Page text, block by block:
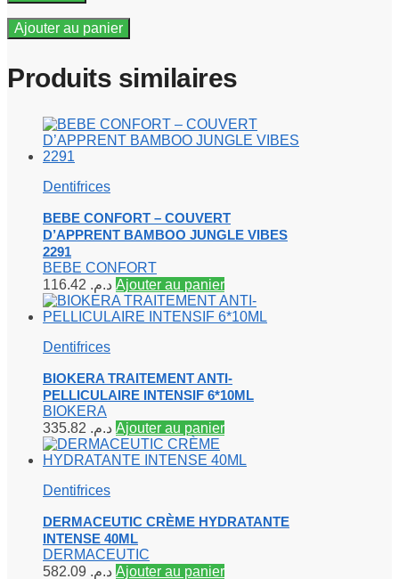
Ajouter au panier
Produits similaires
Dentifrices
BEBE CONFORT – COUVERT
D’APPRENT BAMBOO JUNGLE VIBES
2291
BEBE CONFORT
د.م. Ajouter au panier
Dentifrices
BIOKERA TRAITEMENT ANTI-
PELLICULAIRE INTENSIF 6*10ML
BIOKERA
د.م. Ajouter au panier
Dentifrices
DERMACEUTIC CRÈME HYDRATANTE
INTENSE 40ML
DERMACEUTIC
د.م. Ajouter au panier